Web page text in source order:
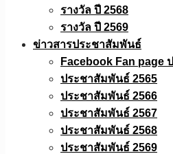
รางวัล ปี 2568
รางวัล ปี 2569
ข่าวสารประชาสัมพันธ์
Facebook Fan page
ประชาสัมพันธ์ 2565
ประชาสัมพันธ์ 2566
ประชาสัมพันธ์ 2567
ประชาสัมพันธ์ 2568
ประชาสัมพันธ์ 2569